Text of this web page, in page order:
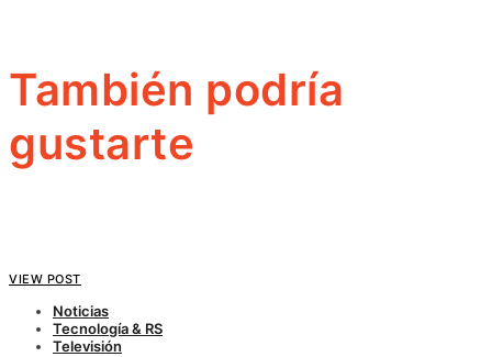
También podría
gustarte
VIEW POST
Noticias
Tecnología & RS
Televisión